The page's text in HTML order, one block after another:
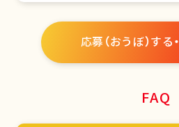
応募（おうぼ）する
FAQ